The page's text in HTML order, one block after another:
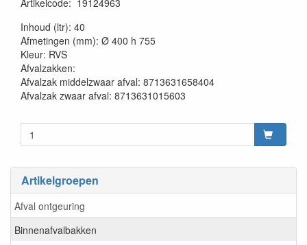
Artikelgroepen
Afval ontgeuring
Binnenafvalbakken
Artikelcode: 19124963
Inhoud (ltr): 40
Afmetingen (mm): Ø 400 h 755
Kleur: RVS
Afvalzakken:
Afvalzak middelzwaar afval: 8713631658404
Afvalzak zwaar afval: 8713631015603